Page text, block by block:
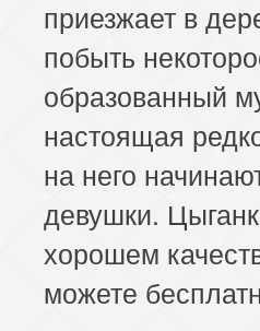
приезжает в
побыть
образованный
настоящая
на него
девушки.
хорошем
можете